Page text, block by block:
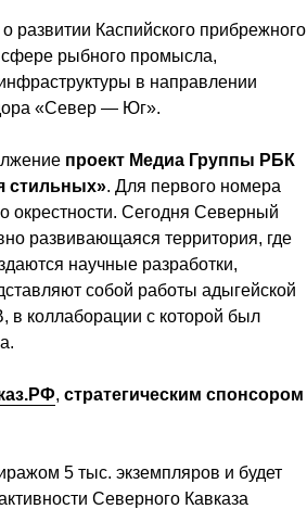
развитии Каспийского прибрежного
сфере рыбного промысла,
в направлении
«Север — Юг».
проект Медиа Группы РБК
стильных». Для первого номера
окрестности. Сегодня Северный
развивающаяся территория, где
научные разработки,
собой работы адыгейской
коллаборации с которой был
, стратегическим спонсором
5 тыс. экземпляров и будет
Северного Кавказа